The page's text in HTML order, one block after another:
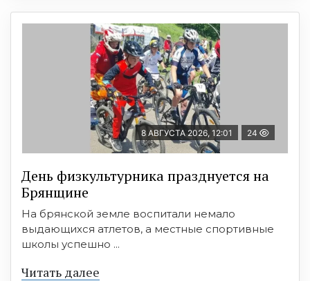
8 АВГУСТА 2026, 12:01 24
День физкультурника празднуется на
Брянщине
На брянской земле воспитали немало
выдающихся атлетов, а местные спортивные
школы успешно ...
Читать далее